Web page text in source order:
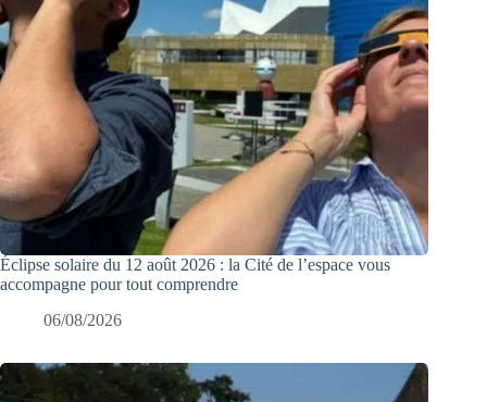
Éclipse solaire du 12 août 2026 : la Cité de l’espace vous
accompagne pour tout comprendre
06/08/2026